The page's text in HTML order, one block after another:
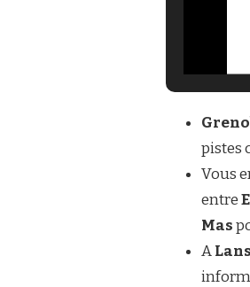
pistes
Vous
entre
Mas
A